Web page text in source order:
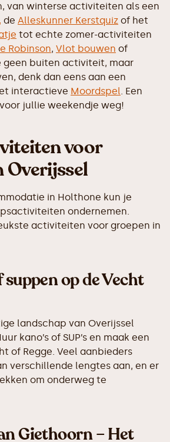
van winterse activiteiten als een
de Alleskunner Kerstquiz of het
tot echte zomer-activiteiten
Robinson, Vlot bouwen of
geen buiten activiteit, maar
denk dan eens aan een
interactieve Moordspel. Een
jullie weekendje weg!
voor
Overijssel
in Holthone kun je
ondernemen.
activiteiten voor groepen in
op de Vecht
landschap van Overijssel
kano’s of SUP’s en maak een
of Regge. Veel aanbieders
verschillende lengtes aan, en er
om onderweg te
Giethoorn – Het